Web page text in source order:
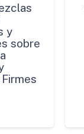
y
sobre